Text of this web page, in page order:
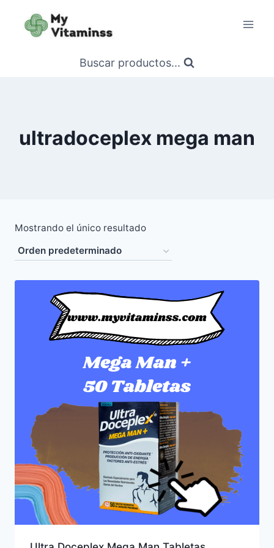
contenido
Buscar productos...
ultradoceplex mega man
Mostrando el único resultado